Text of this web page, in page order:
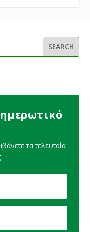
τα τελευταία